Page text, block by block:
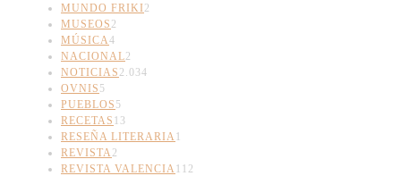
MUNDO FRIKI2
MUSEOS 2
MÚSICA4
NACIONAL2
NOTICIAS 2.034
OVNIS 5
PUEBLOS 5
RECETAS 13
RESEÑA LITERARIA1
REVISTA2
REVISTA VALENCIA112